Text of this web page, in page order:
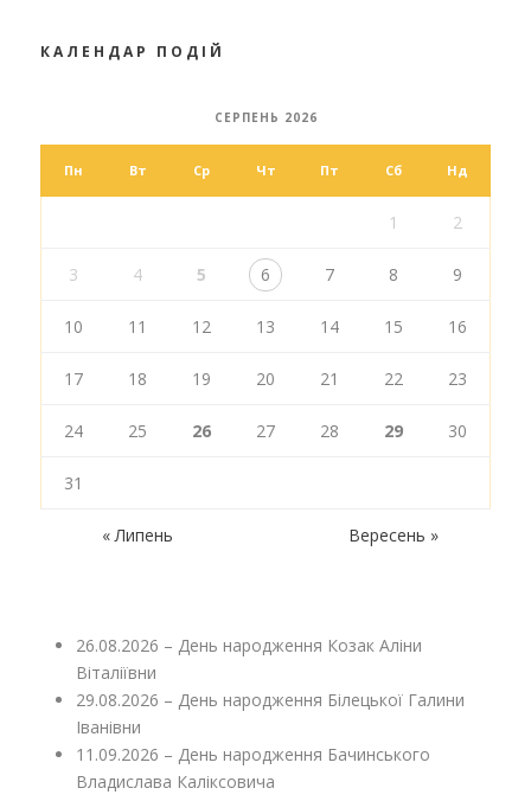
КАЛЕНДАР ПОДІЙ
СЕРПЕНЬ 2026
Пн Вт Ср Чт Пт Сб Нд
1 2
3 4 5 6 7 8 9
10 11 12 13 14 15 16
17 18 19 20 21 22 23
24 25 26 27 28 29 30
31
« Липень Вересень »
26.08.2026 – День народження Козак Аліни
Віталіївни
29.08.2026 – День народження Білецької Галини
Іванівни
11.09.2026 – День народження Бачинського
Владислава Каліксовича